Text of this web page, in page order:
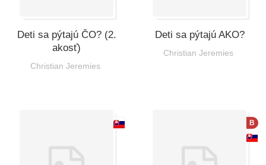
Deti sa pýtajú ČO? (2.
akosť)
Christian Jeremies
Deti sa pýtajú AKO?
Christian Jeremies
B